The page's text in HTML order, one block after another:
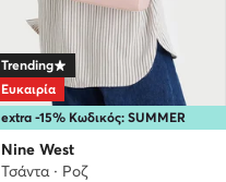
extra -15% Κωδικός: SUMMER
Trending
Ευκαιρία
Nine West
Τσάντα · Ροζ